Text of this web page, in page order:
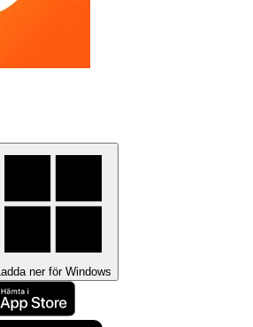
Ladda ner för Windows